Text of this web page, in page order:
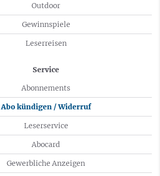
Outdoor
Gewinnspiele
Leserreisen
Service
Abonnements
Abo kündigen / Widerruf
Leserservice
Abocard
Gewerbliche Anzeigen